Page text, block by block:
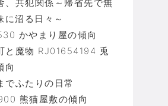
、共犯関係～帰省先で無
に沼る日々～
かやまり屋の傾向
と魔物 RJ01654194 兎
向
でふたりの日常
熊猫屋敷の傾向